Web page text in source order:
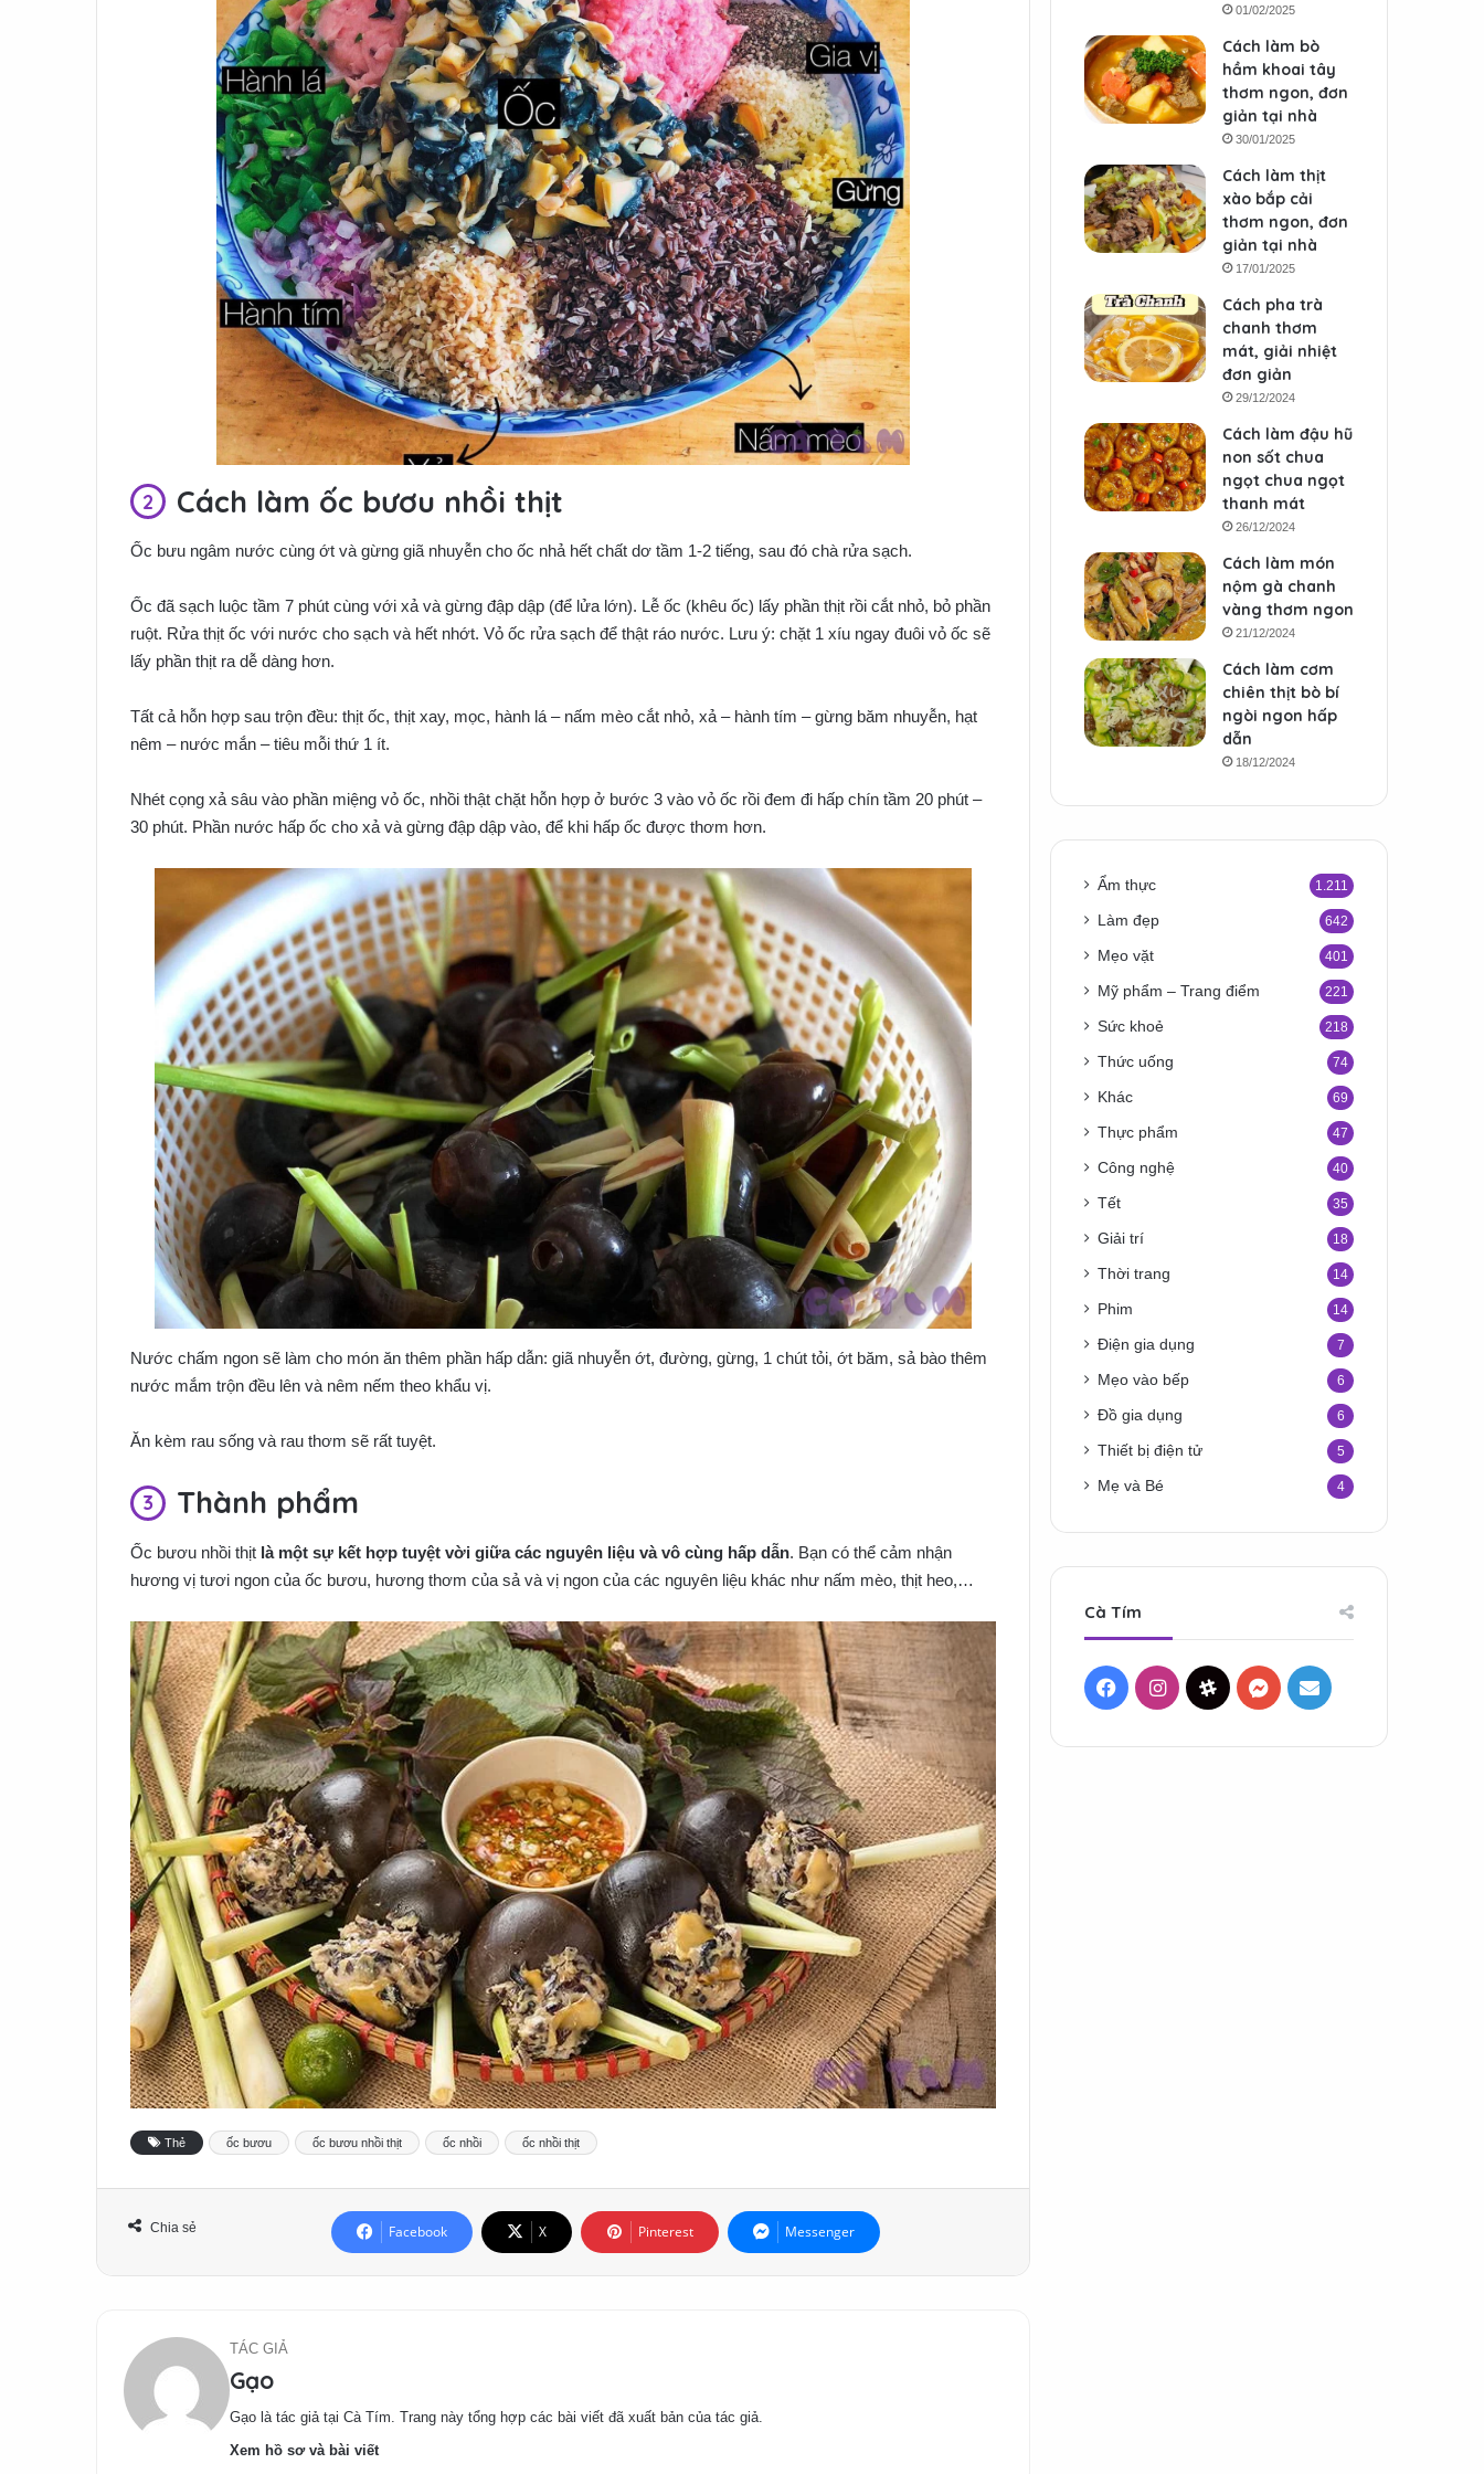
Cách làm ốc bươu nhồi thịt
Ốc bưu ngâm nước cùng ớt và gừng giã nhuyễn cho ốc nhả hết chất dơ tầm 1-2 tiếng, sau đó chà rửa sạch.
Ốc đã sạch luộc tầm 7 phút cùng với xả và gừng đập dập (để lửa lớn). Lễ ốc (khêu ốc) lấy phần thịt rồi cắt nhỏ, bỏ phần
ruột. Rửa thịt ốc với nước cho sạch và hết nhớt. Vỏ ốc rửa sạch để thật ráo nước. Lưu ý: chặt 1 xíu ngay đuôi vỏ ốc sẽ
lấy phần thịt ra dễ dàng hơn.
Tất cả hỗn hợp sau trộn đều: thịt ốc, thịt xay, mọc, hành lá – nấm mèo cắt nhỏ, xả – hành tím – gừng băm nhuyễn, hạt
nêm – nước mắn – tiêu mỗi thứ 1 ít.
Nhét cọng xả sâu vào phần miệng vỏ ốc, nhồi thật chặt hỗn hợp ở bước 3 vào vỏ ốc rồi đem đi hấp chín tầm 20 phút –
30 phút. Phần nước hấp ốc cho xả và gừng đập dập vào, để khi hấp ốc được thơm hơn.
Nước chấm ngon sẽ làm cho món ăn thêm phần hấp dẫn: giã nhuyễn ớt, đường, gừng, 1 chút tỏi, ớt băm, sả bào thêm
nước mắm trộn đều lên và nêm nếm theo khẩu vị.
Ăn kèm rau sống và rau thơm sẽ rất tuyệt.
Thành phẩm
Ốc bươu nhồi thịt là một sự kết hợp tuyệt vời giữa các nguyên liệu và vô cùng hấp dẫn. Bạn có thể cảm nhận
hương vị tươi ngon của ốc bươu, hương thơm của sả và vị ngon của các nguyên liệu khác như nấm mèo, thịt heo,…
Thẻ ốc bươu ốc bươu nhồi thịt ốc nhồi ốc nhồi thịt
Chia sẻ Facebook X Pinterest Messenger
TÁC GIẢ
Gạo
Gạo là tác giả tại Cà Tím. Trang này tổng hợp các bài viết đã xuất bản của tác giả.
Xem hồ sơ và bài viết
01/02/2025
Cách làm bò
hầm khoai tây
thơm ngon, đơn
giản tại nhà
30/01/2025
Cách làm thịt
xào bắp cải
thơm ngon, đơn
giản tại nhà
17/01/2025
Cách pha trà
chanh thơm
mát, giải nhiệt
đơn giản
29/12/2024
Cách làm đậu hũ
non sốt chua
ngọt chua ngọt
thanh mát
26/12/2024
Cách làm món
nộm gà chanh
vàng thơm ngon
21/12/2024
Cách làm cơm
chiên thịt bò bí
ngòi ngon hấp
dẫn
18/12/2024
Ẩm thực 1.211
Làm đẹp 642
Mẹo vặt 401
Mỹ phẩm – Trang điểm 221
Sức khoẻ 218
Thức uống 74
Khác 69
Thực phẩm 47
Công nghệ 40
Tết 35
Giải trí 18
Thời trang 14
Phim 14
Điện gia dụng 7
Mẹo vào bếp 6
Đồ gia dụng 6
Thiết bị điện tử 5
Mẹ và Bé 4
Cà Tím
FacebookInstagramThreadsMessenger
Mail